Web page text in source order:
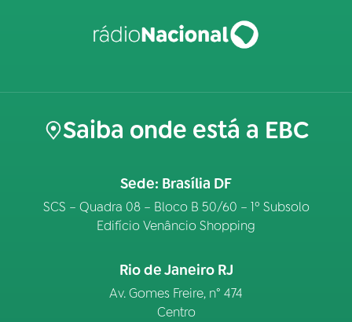
Saiba onde está a EBC
Sede: Brasília DF
SCS – Quadra 08 – Bloco B 50/60 – 1º Subsolo
Edifício Venâncio Shopping
Rio de Janeiro RJ
Av. Gomes Freire, n° 474
Centro